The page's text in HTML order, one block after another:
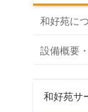
和好苑に
設備概要
和好苑サ